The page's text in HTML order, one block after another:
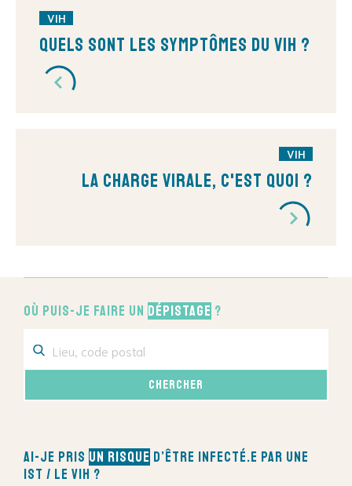
Où puis-je faire un dépistage ?
Ai-je pris un risque d’être infecté.e par une
IST / le VIH ?
VIH
Quels sont les symptômes du VIH ?
VIH
La charge virale, c'est quoi ?